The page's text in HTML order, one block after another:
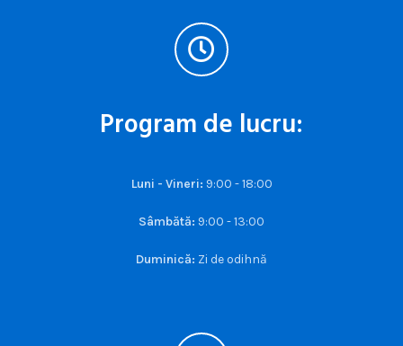
Program de lucru:
Luni - Vineri: 9:00 - 18:00
Sâmbătă: 9:00 - 13:00
Duminică: Zi de odihnă